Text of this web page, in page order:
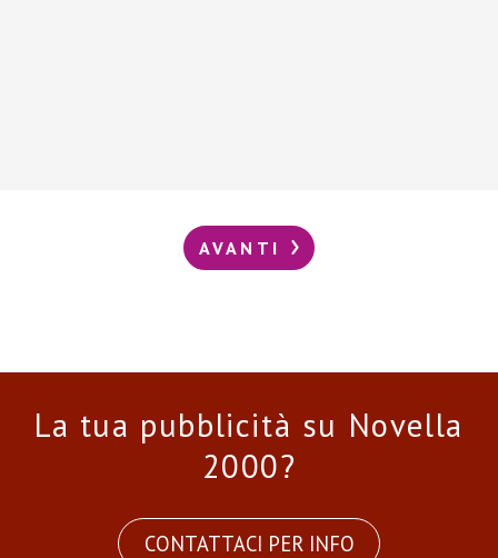
AVANTI
La tua pubblicità su Novella
2000?
CONTATTACI PER INFO